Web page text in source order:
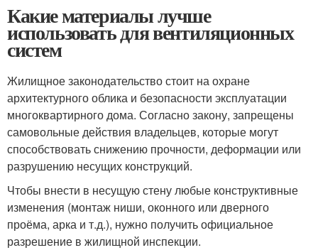
Какие материалы лучше
использовать для вентиляционных
систем
Жилищное законодательство стоит на охране
архитектурного облика и безопасности эксплуатации
многоквартирного дома. Согласно закону, запрещены
самовольные действия владельцев, которые могут
способствовать снижению прочности, деформации или
разрушению несущих конструкций.
Чтобы внести в несущую стену любые конструктивные
изменения (монтаж ниши, оконного или дверного
проёма, арка и т.д.), нужно получить официальное
разрешение в жилищной инспекции.